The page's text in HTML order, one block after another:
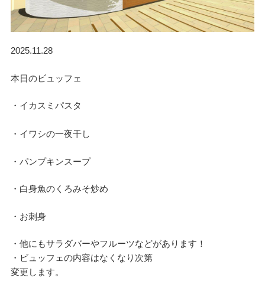
2025.11.28
本日のビュッフェ
・イカスミパスタ
・イワシの一夜干し
・パンプキンスープ
・白身魚のくろみそ炒め
・お刺身
・他にもサラダバーやフルーツなどがあります！
・ビュッフェの内容はなくなり次第
変更します。